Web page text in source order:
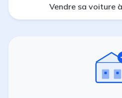
Vendre sa voiture